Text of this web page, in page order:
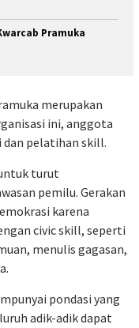
Pramuka
merupakan
ini, anggota
pelatihan skill.
turut
pemilu. Gerakan
karena
civic skill, seperti
menulis gagasan,
pondasi yang
adik-adik dapat